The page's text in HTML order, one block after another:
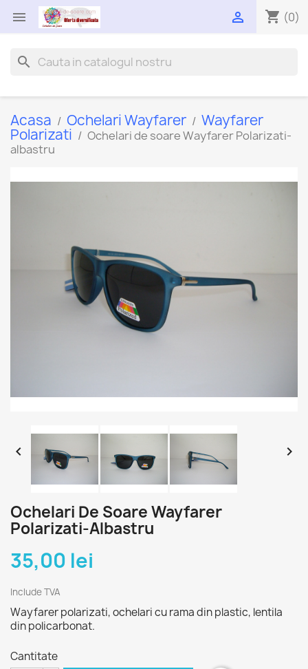
 shopping_cart (0)

search
Acasa Ochelari Wayfarer Wayfarer
Polarizati
Ochelari de soare Wayfarer Polarizati-
albastru
 
Ochelari De Soare Wayfarer
Polarizati-Albastru
35,00 lei
Include TVA
Wayfarer polarizati, ochelari cu rama din plastic, lentila
din policarbonat.
Cantitate